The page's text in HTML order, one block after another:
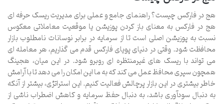
هج در فارکس چیست؟ راهنمای جامع و عملی برای مدیریت ریسک حرفه ای
هج در فارکس به معنای باز کردن پوزیشن یا موقعیت معاملاتی معکوس
نسبت به پوزیشن اصلی است تا از سرمایه در برابر نوسانات نامطلوب بازار
محافظت شود. وقتی در دنیای پویای فارکس قدم می گذاریم، هر معامله ای
می تواند با ریسک های غیرمنتظره ای روبرو شود. در این میان، هجینگ
همچون سپری محافظ عمل می کند که به ما این امکان را می دهد تا با آرامش
خاطر بیشتری در این بازار پرچالش فعالیت کنیم. این استراتژی، بیشتر از آنکه
به دنبال سودآوری باشد، به دنبال حفظ سرمایه و کاهش اضطراب ناشی از